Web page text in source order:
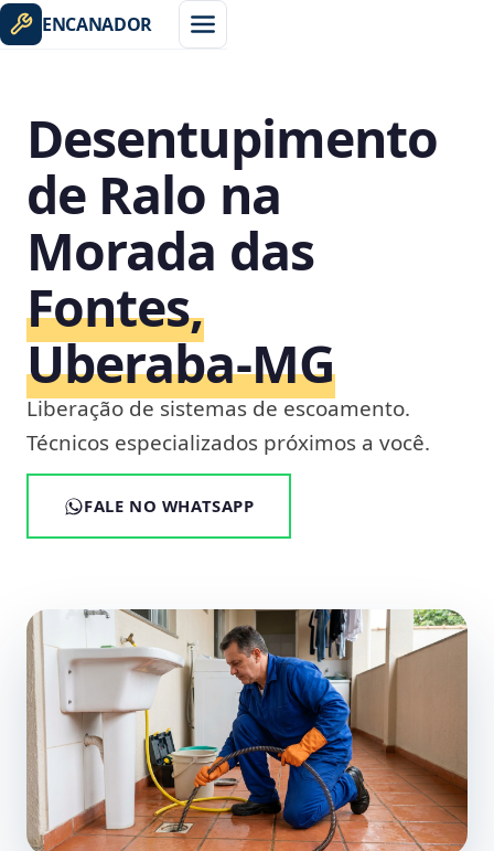
ENCANADOR
Desentupimento
de Ralo na
Morada das
Fontes,
Uberaba‑MG
Liberação de sistemas de escoamento.
Técnicos especializados próximos a você.
FALE NO WHATSAPP